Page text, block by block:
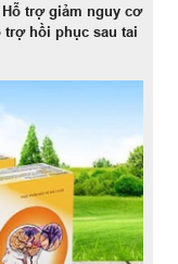
trợ giảm nguy cơ
trợ hồi phục sau tai